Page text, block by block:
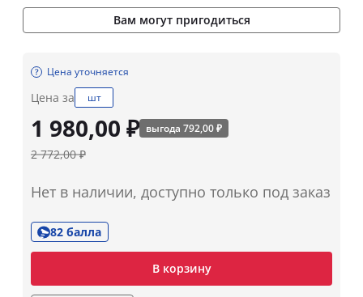
Вам могут пригодиться
Цена уточняется
Цена за шт
1 980,00 ₽ выгода 792,00 ₽
2 772,00 ₽
Нет в наличии, доступно только под заказ
82 балла
В корзину